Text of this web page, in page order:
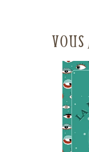
VOUS